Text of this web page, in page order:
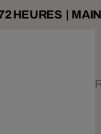
HEURES |